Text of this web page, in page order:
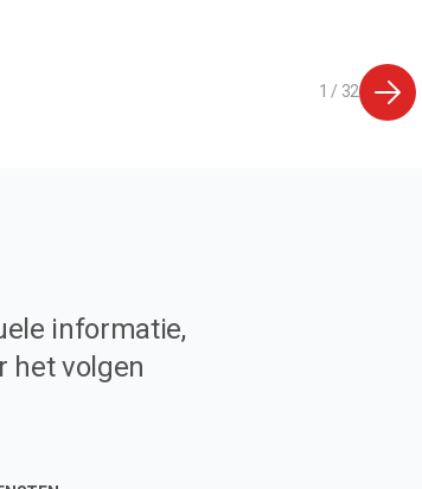
1 / 32
informatie,
het volgen